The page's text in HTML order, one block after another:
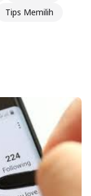
Tips Memilih